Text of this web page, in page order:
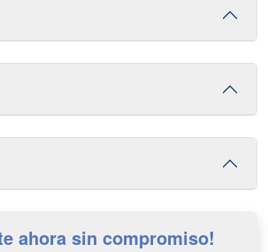
ahora sin compromiso!